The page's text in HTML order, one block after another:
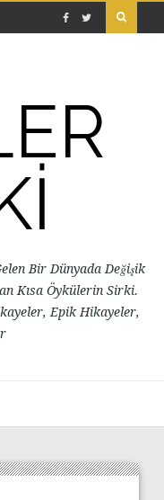
Bir Dünyada Değişik
Kısa Öykülerin Sirki.
Epik Hikayeler,